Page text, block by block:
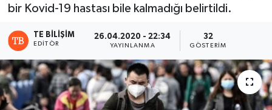
bir Kovid-19 hastası bile kalmadığı belirtildi.
TE BILIŞIM
EDITÖR
26.04.2020 - 22:34
YAYINLANMA
32
GÖSTERIM
Haber Arşivi